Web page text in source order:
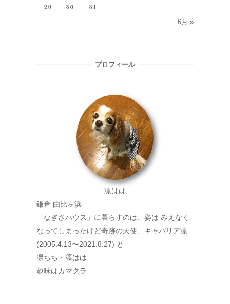
29 30 31
6月 »
プロフィール
凛はは
鎌倉 由比ヶ浜
「なぎさハウス」に暮らすのは、姿は みえなく
なってしまったけど奇跡の天使、キャバリア凛
(2005.4.13〜2021.8.27) と
凛ちち・凛はは
趣味はカマクラ